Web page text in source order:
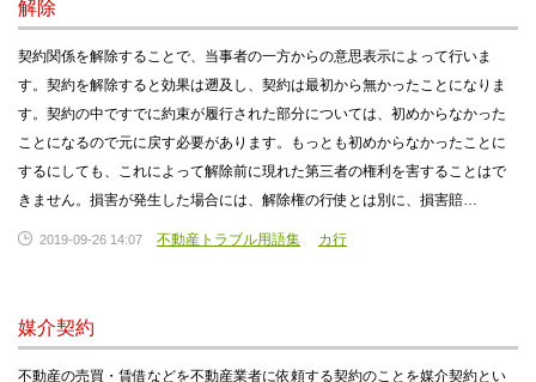
解除
契約関係を解除することで、当事者の一方からの意思表示によって行いま
す。契約を解除すると効果は遡及し、契約は最初から無かったことになりま
す。契約の中ですでに約束が履行された部分については、初めからなかった
ことになるので元に戻す必要があります。もっとも初めからなかったことに
するにしても、これによって解除前に現れた第三者の権利を害することはで
きません。損害が発生した場合には、解除権の行使とは別に、損害賠…
2019-09-26 14:07 不動産トラブル用語集 カ行
媒介契約
不動産の売買・賃借などを不動産業者に依頼する契約のことを媒介契約とい